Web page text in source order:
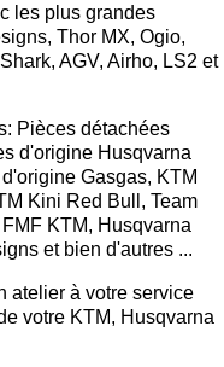
les plus grandes
Thor MX, Ogio,
AGV, Airho, LS2 et
Pièces détachées
d'origine Husqvarna
Gasgas, KTM
Kini Red Bull, Team
KTM, Husqvarna
et bien d'autres ...
atelier à votre service
votre KTM, Husqvarna